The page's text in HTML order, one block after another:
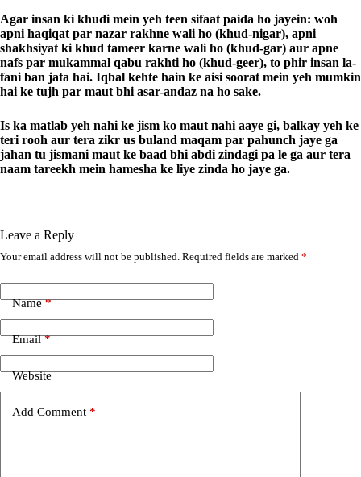
Agar insan ki khudi mein yeh teen sifaat paida ho jayein: woh
apni haqiqat par nazar rakhne wali ho (khud-nigar), apni
shakhsiyat ki khud tameer karne wali ho (khud-gar) aur apne
nafs par mukammal qabu rakhti ho (khud-geer), to phir insan la-
fani ban jata hai. Iqbal kehte hain ke aisi soorat mein yeh mumkin
hai ke tujh par maut bhi asar-andaz na ho sake.
Is ka matlab yeh nahi ke jism ko maut nahi aaye gi, balkay yeh ke
teri rooh aur tera zikr us buland maqam par pahunch jaye ga
jahan tu jismani maut ke baad bhi abdi zindagi pa le ga aur tera
naam tareekh mein hamesha ke liye zinda ho jaye ga.
Leave a Reply
Your email address will not be published. Required fields are marked *
Name*
Email*
Website
Add Comment *
A
t
e
r
t
i
v